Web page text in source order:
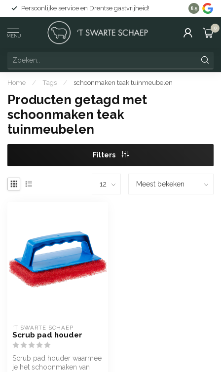
Persoonlijke service en Drentse gastvrijheid! Gratis
8.5
MENU
0
Home / Tags / schoonmaken teak tuinmeubelen
Producten getagd met
schoonmaken teak
tuinmeubelen
Filters
'T SWARTE SCHAEP
Scrub pad houder
Scrub pad houder waarmee
je het schoonmaken van